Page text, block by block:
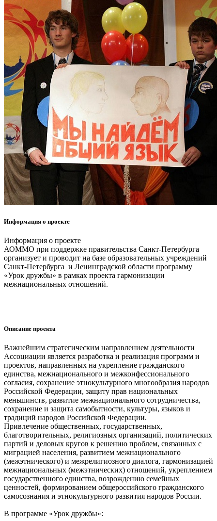
Информация о проекте
Информация о проекте
АОММО при поддержке правительства Санкт-Петербурга
организует и проводит на базе образовательных учреждений
Санкт-Петербурга и Ленинградской области программу
«Урок дружбы» в рамках проекта гармонизации
межнациональных отношений.
Описание проекта
Важнейшим стратегическим направлением деятельности
Ассоциации является разработка и реализация программ и
проектов, направленных на укрепление гражданского
единства, межнационального и межконфессионального
согласия, сохранение этнокультурного многообразия народов
Российской Федерации, защиту прав национальных
меньшинств, развитие межнационального сотрудничества,
сохранение и защита самобытности, культуры, языков и
традиций народов Российской Федерации.
Привлечение общественных, государственных,
благотворительных, религиозных организаций, политических
партий и деловых кругов к решению проблем, связанных с
миграцией населения, развитием межнационального
(межэтнического) и межрелигиозного диалога, гармонизацией
межнациональных (межэтнических) отношений, укреплением
государственного единства, возрождению семейных
ценностей, формированием общероссийского гражданского
самосознания и этнокультурного развития народов России.
В программе «Урок дружбы»: